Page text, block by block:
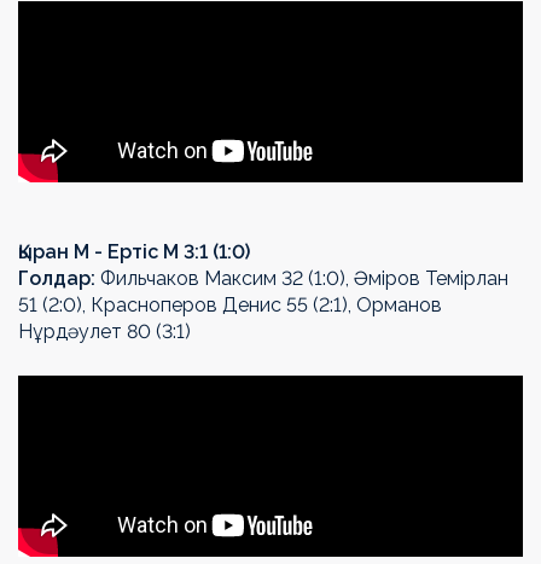
Қыран М - Ертіс М 3:1 (1:0)
Голдар: Фильчаков Максим 32 (1:0), Әміров Темірлан
51 (2:0), Красноперов Денис 55 (2:1), Орманов
Нұрдәулет 80 (3:1)